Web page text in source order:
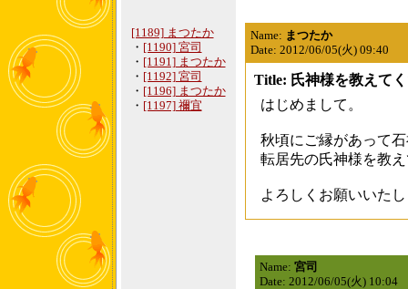
[1189] まつたか
・ [1190] 宮司
・ [1191] まつたか
・ [1192] 宮司
・ [1196] まつたか
・ [1197] 禰宜
Name: まつたか
Date: 2012/06/05(火) 09:40
Title: 氏神様を教えて
はじめまして。
秋頃にご縁があって
転居先の氏神様を教
よろしくお願いいた
Name: 宮司
Date: 2012/06/05(火) 10:04